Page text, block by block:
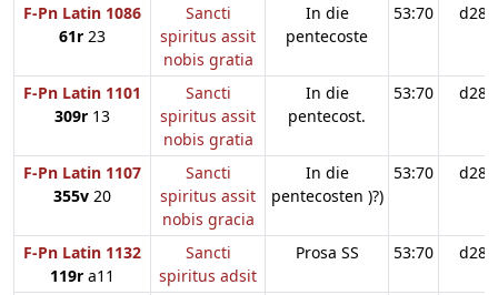
F-Pn Latin 1086
61r 23
Sancti
spiritus assit
nobis gratia
In die
pentecoste
53:70 d28
F-Pn Latin 1101
309r 13
Sancti
spiritus assit
nobis gratia
In die
pentecost.
53:70 d28
F-Pn Latin 1107
355v 20
Sancti
spiritus assit
nobis gracia
In die
pentecosten )?)
53:70 d28
F-Pn Latin 1132
119r a11
Sancti
spiritus adsit
Prosa SS 53:70 d28